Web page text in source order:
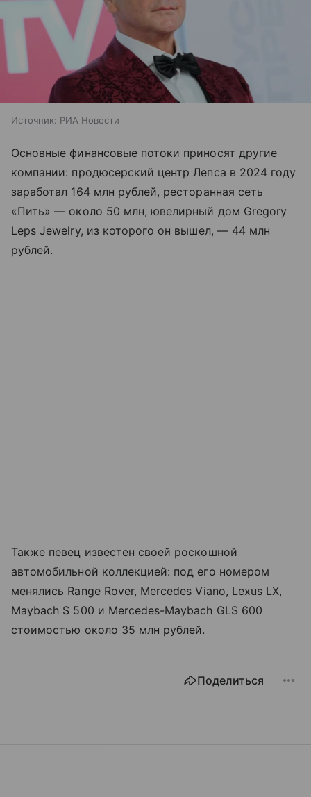
Источник: РИА Новости
Основные финансовые потоки приносят другие
компании: продюсерский центр Лепса в 2024 году
заработал 164 млн рублей, ресторанная сеть
«Пить» — около 50 млн, ювелирный дом Gregory
Leps Jewelry, из которого он вышел, — 44 млн
рублей.
Также певец известен своей роскошной
автомобильной коллекцией: под его номером
менялись Range Rover, Mercedes Viano, Lexus LX,
Maybach S 500 и Mercedes-Maybach GLS 600
стоимостью около 35 млн рублей.
Поделиться